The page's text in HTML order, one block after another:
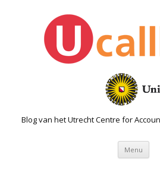
Blog van het Utrecht Centre for
Menu